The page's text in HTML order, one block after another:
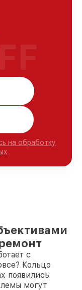
на обработку
с
Кольцо
появились
могут